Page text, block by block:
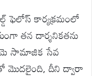
ఫెలోస్ కార్యక్రమంలో
తన దార్శనికతను
ఆమె సామాజిక సేవ
మొదలైంది, దీని ద్వారా